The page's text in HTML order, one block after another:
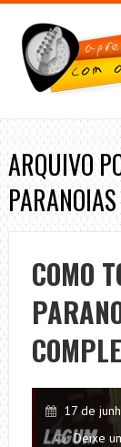
ARQUIVO
PARANOIAS
COMO
17 de
Deixe